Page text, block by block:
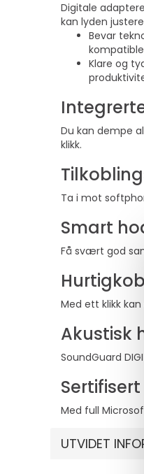
Digitale
kan lyden
Bevar
Klare og
Du kan dempe
klikk.
Ta i mot
Smart
Få svært god
Med ett klikk
Akustisk
SoundGuard
Med full
UTVIDET